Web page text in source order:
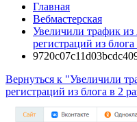
Главная
Вебмастерская
Увеличили трафик из
регистраций из
Вернуться к "Увеличили
регистраций из блога в 2